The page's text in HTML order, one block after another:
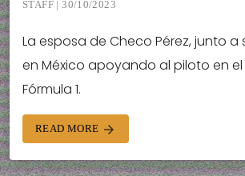
STAFF | 30/10/2023
La esposa de Checo Pérez, junto a
en México apoyando al piloto en el
Fórmula 1.
READ MORE arrow_forward